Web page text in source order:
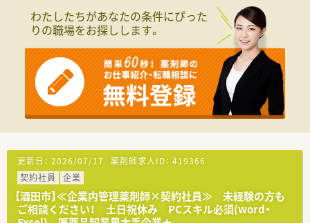
■業務は、まずは薬事法に従い、医薬品を厳重に管理をして頂き
ます。
■東証プライムに上場している大手企業にて、管理薬剤師として
活躍できる求人です。
■今回の募集は契約社員としての採用となり、企業での勤務経験
がない方も歓迎します。
■年収はご経験などを考慮し、400万円から430万円の間で決定
される予定です。
■今回は欠員補充のため、物流センターの薬事管理を担う新たな
人材を募集します。
■医薬品の適正な管理を徹底し、多くの社員と連携できる協調性
のある方を求めます。
■企業での実務経験は問いませんので、調剤薬局などからの転職
も歓迎いたします。
わたしたちがあなたの条件にぴった
りの職場をお探しします。
更新日： 2026/07/17 薬剤師求人ID： 419366
契約社員
企業
【酒田市】≪企業内管理薬剤師×契約社員≫ 未経験の方も
ご相談ください！ 土日祝休み PCスキル必須(word・